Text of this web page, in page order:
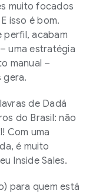
muito focados
isso é bom.
perfil, acabam
uma estratégia
manual –
gera.
de Dadá
do Brasil: não
Com uma
é muito
Inside Sales.
para quem está